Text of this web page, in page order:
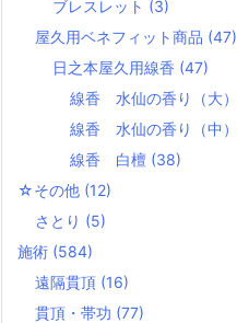
ブレスレット (3)
屋久用ベネフィット商品 (47)
日之本屋久用線香 (47)
線香 水仙の香り（大）
線香 水仙の香り（中）
線香 白檀 (38)
☆その他 (12)
さとり (5)
施術 (584)
遠隔貫頂 (16)
貫頂・帯功 (77)